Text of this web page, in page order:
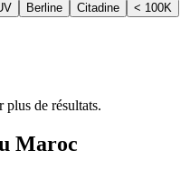
Berline Citadine
< 100K
de résultats.
Maroc